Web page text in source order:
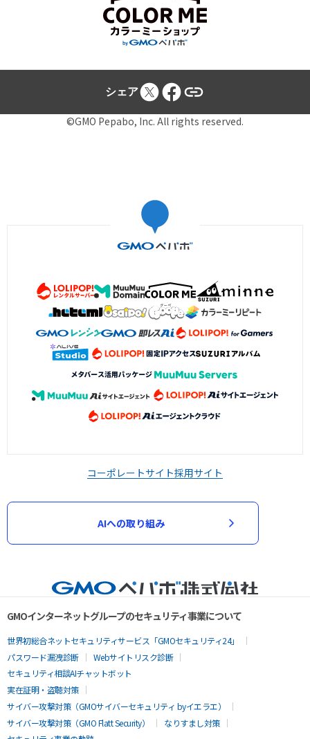
シェア
©GMO Pepabo, Inc. All rights reserved.
コーポレートサイト採用サイト
AIへの取り組み
GMOインターネットグループのセキュリティ事業について
世界初総合ネットセキュリティサービス「GMOセキュリティ24」
パスワード漏洩診断
Webサイトリスク診断
セキュリティ相談AIチャットボット
実在証明・盗聴対策
サイバー攻撃対策（GMOサイバーセキュリティ byイエラエ）
サイバー攻撃対策（GMO Flatt Security）
なりすまし対策